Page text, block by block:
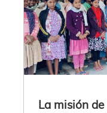
La misión